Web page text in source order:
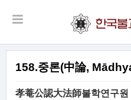
158.중론(中論,
孝菴公認大法師불학연구원